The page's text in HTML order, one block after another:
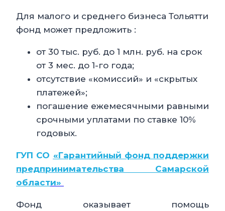
Для малого и среднего бизнеса Тольятти
фонд может предложить :
от 30 тыс. руб. до 1 млн. руб. на срок
от 3 мес. до 1-го года;
отсутствие «комиссий» и «скрытых
платежей»;
погашение ежемесячными равными
срочными уплатами по ставке 10%
годовых.
ГУП СО «Гарантийный фонд поддержки
предпринимательства Самарской
области»
Фонд оказывает помощь